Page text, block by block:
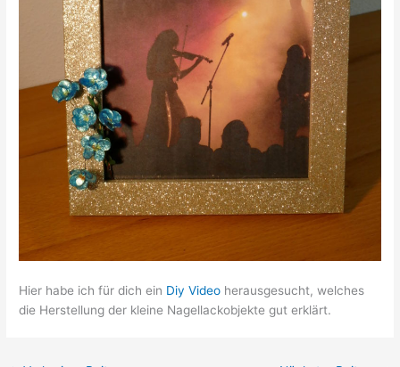
Hier habe ich für dich ein Diy Video herausgesucht, welches
die Herstellung der kleine Nagellackobjekte gut erklärt.